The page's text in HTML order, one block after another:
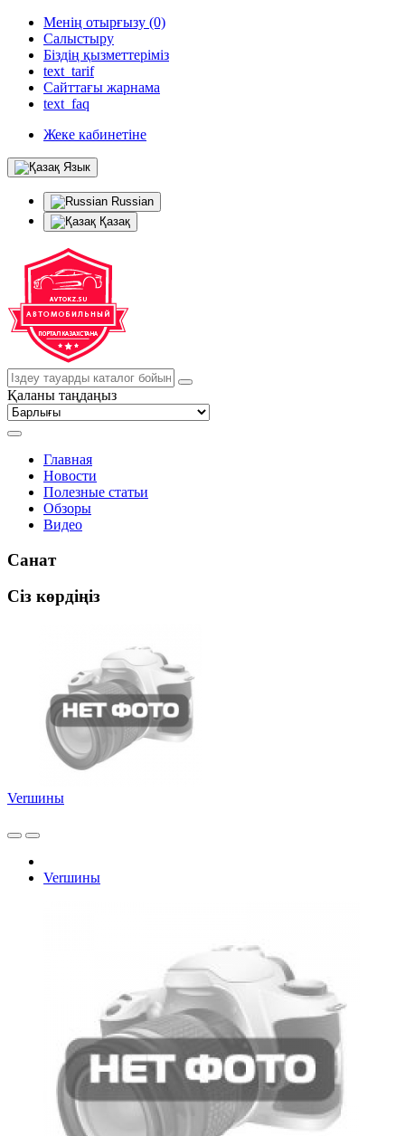
Менің отырғызу (0)
Салыстыру
Біздің қызметтеріміз
text_tarif
Сайттағы жарнама
text_faq
Жеке кабинетіне
Язык
Russian
Қазақ
Қаланы таңдаңыз
Главная
Новости
Полезные статьи
Обзоры
Видео
Санат
Сіз көрдіңіз
Verшины
Verшины